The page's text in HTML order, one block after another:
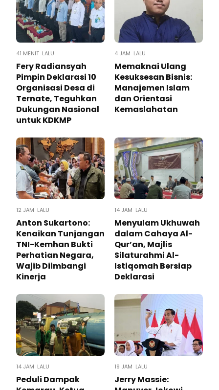
41 MENIT LALU
Fery Radiansyah
Pimpin Deklarasi 10
Organisasi Desa di
Ternate, Teguhkan
Dukungan Nasional
untuk KDKMP
4 JAM LALU
Memaknai Ulang
Kesuksesan Bisnis:
Manajemen Islam
dan Orientasi
Kemaslahatan
12 JAM LALU
Anton Sukartono:
Kenaikan Tunjangan
TNI-Kemhan Bukti
Perhatian Negara,
Wajib Diimbangi
Kinerja
14 JAM LALU
Menyulam Ukhuwah
dalam Cahaya Al-
Qur’an, Majlis
Silaturahmi Al-
Istiqomah Bersiap
Deklarasi
14 JAM LALU
Peduli Dampak
19 JAM LALU
Jerry Massie: